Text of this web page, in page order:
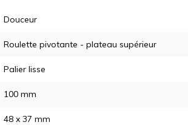
Douceur
Roulette pivotante - plateau supérieur
Palier lisse
100 mm
48 x 37 mm